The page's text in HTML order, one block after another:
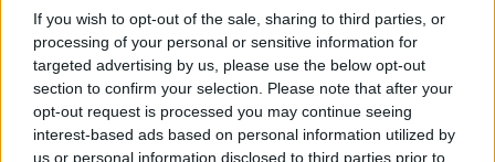
If you wish to opt-out of the sale, sharing to third parties, or
processing of your personal or sensitive information for
targeted advertising by us, please use the below opt-out
section to confirm your selection. Please note that after your
opt-out request is processed you may continue seeing
interest-based ads based on personal information utilized by
us or personal information disclosed to third parties prior to